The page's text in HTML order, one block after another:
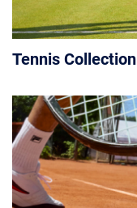
Tennis Collection